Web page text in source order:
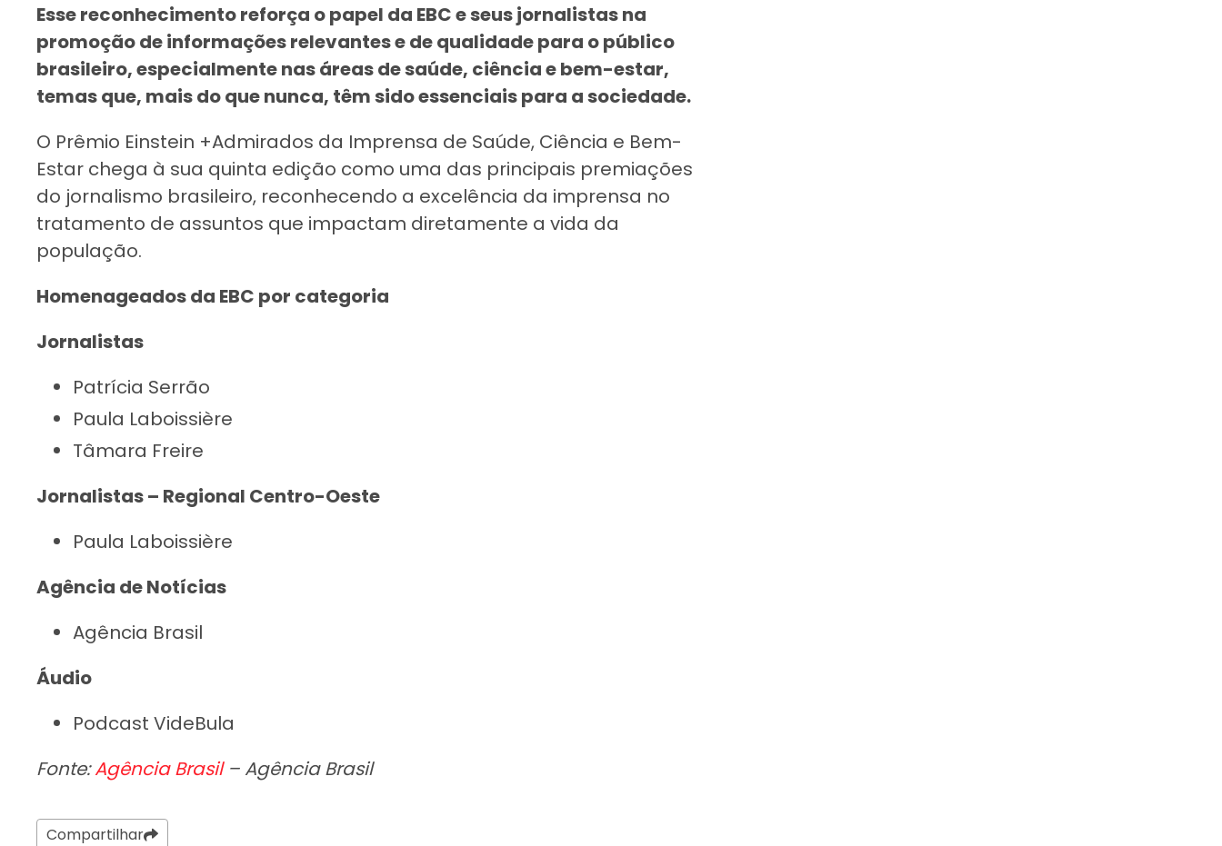
Esse reconhecimento reforça o papel da EBC e seus jornalistas na
promoção de informações relevantes e de qualidade para o público
brasileiro, especialmente nas áreas de saúde, ciência e bem-estar,
temas que, mais do que nunca, têm sido essenciais para a sociedade.
O Prêmio Einstein +Admirados da Imprensa de Saúde, Ciência e Bem-
Estar chega à sua quinta edição como uma das principais premiações
do jornalismo brasileiro, reconhecendo a excelência da imprensa no
tratamento de assuntos que impactam diretamente a vida da
população.
Homenageados da EBC por categoria
Jornalistas
Patrícia Serrão
Paula Laboissière
Tâmara Freire
Jornalistas – Regional Centro-Oeste
Paula Laboissière
Agência de Notícias
Agência Brasil
Áudio
Podcast VideBula
Fonte:Agência Brasil– Agência Brasil
Compartilhar